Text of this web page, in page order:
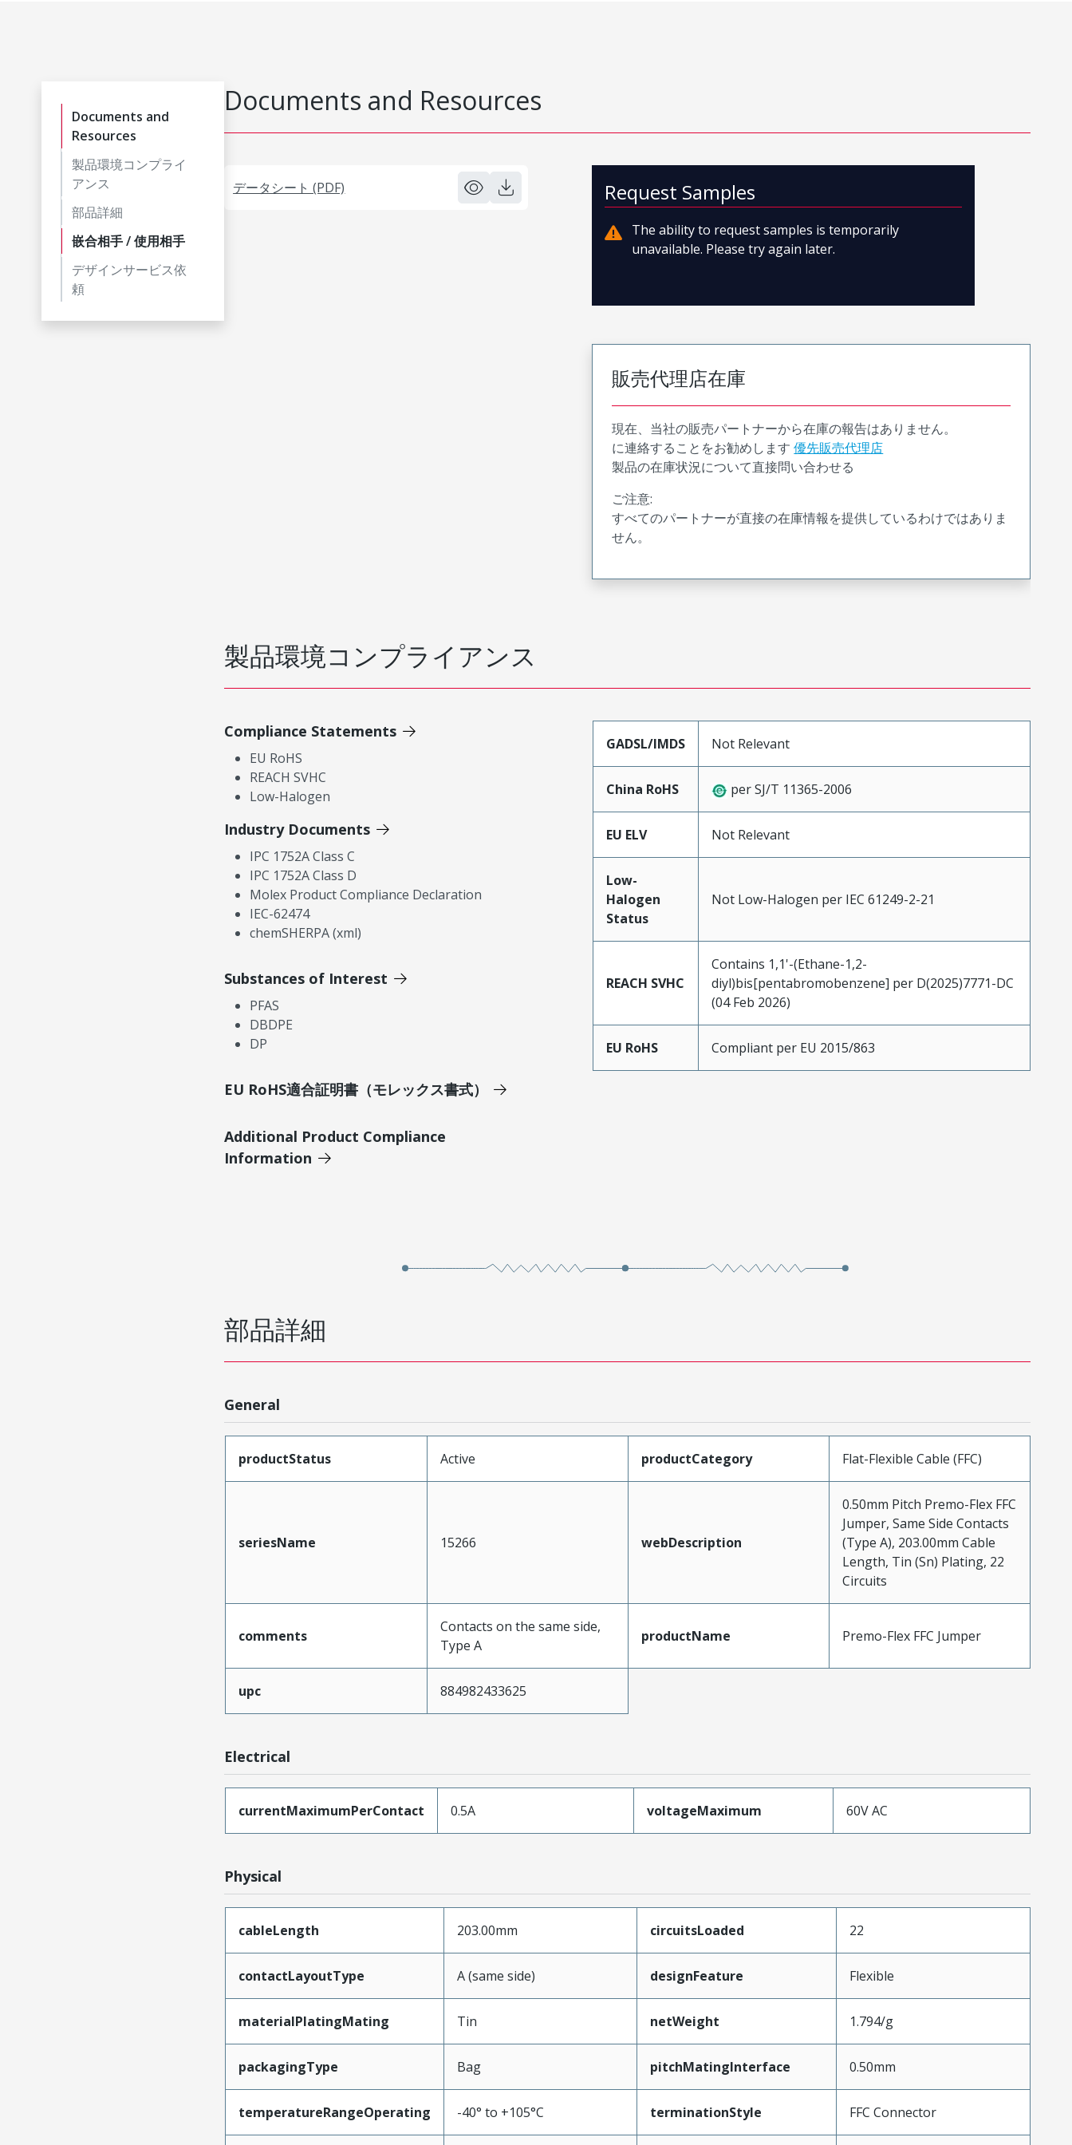
Documents and
Resources
製品環境コンプライ
アンス
部品詳細
嵌合相手 / 使用相手
デザインサービス依
頼
Documents and Resources
データシート (PDF) Request Samples
The ability to request samples is temporarily
unavailable. Please try again later.
販売代理店在庫
現在、当社の販売パートナーから在庫の報告はありません。
に連絡することをお勧めします 優先販売代理店
製品の在庫状況について直接問い合わせる
ご注意:
すべてのパートナーが直接の在庫情報を提供しているわけではありま
せん。
製品環境コンプライアンス
Compliance Statements
EU RoHS
REACH SVHC
Low-Halogen
Industry Documents
IPC 1752A Class C
IPC 1752A Class D
Molex Product Compliance Declaration
IEC-62474
chemSHERPA (xml)
Substances of Interest
PFAS
DBDPE
DP
EU RoHS適合証明書（モレックス書式）
Additional Product Compliance
Information
GADSL/IMDS Not Relevant
China RoHS per SJ/T 11365-2006
EU ELV Not Relevant
Low-
Halogen
Status
Not Low-Halogen per IEC 61249-2-21
REACH SVHC
Contains 1,1'-(Ethane-1,2-
diyl)bis[pentabromobenzene] per D(2025)7771-DC
(04 Feb 2026)
EU RoHS Compliant per EU 2015/863
部品詳細
General
productStatus Active productCategory Flat-Flexible Cable (FFC)
seriesName 15266 webDescription
0.50mm Pitch Premo-Flex FFC
Jumper, Same Side Contacts
(Type A), 203.00mm Cable
Length, Tin (Sn) Plating, 22
Circuits
comments
Contacts on the same side,
Type A
productName Premo-Flex FFC Jumper
upc 884982433625
Electrical
currentMaximumPerContact 0.5A voltageMaximum 60V AC
Physical
cableLength 203.00mm circuitsLoaded 22
contactLayoutType A (same side) designFeature Flexible
materialPlatingMating Tin netWeight 1.794/g
packagingType Bag pitchMatingInterface 0.50mm
temperatureRangeOperating -40° to +105°C terminationStyle FFC Connector